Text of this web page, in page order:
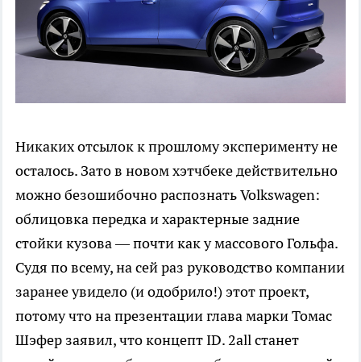
Никаких отсылок к прошлому эксперименту не
осталось. Зато в новом хэтчбеке действительно
можно безошибочно распознать Volkswagen:
облицовка передка и характерные задние
стойки кузова — почти как у массового Гольфа.
Судя по всему, на сей раз руководство компании
заранее увидело (и одобрило!) этот проект,
потому что на презентации глава марки Томас
Шэфер заявил, что концепт ID. 2all станет